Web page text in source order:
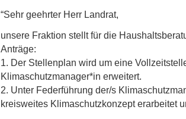
“Sehr geehrter Herr Landrat,
unsere Fraktion stellt für die
Anträge:
1. Der Stellenplan wird um eine
Klimaschutzmanager*in erweitert.
2. Unter Federführung der/s
kreisweites Klimaschutzkonzept erarbeitet